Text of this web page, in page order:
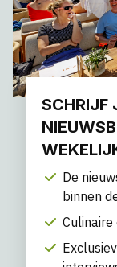
SCHRIJF
De
binnen